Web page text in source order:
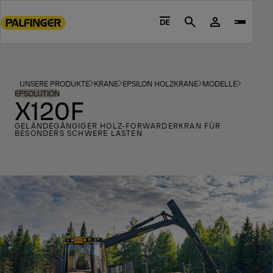
to
footer
content
DE Search
UNSERE PRODUKTE KRANE EPSILON HOLZKRANE MODELLE
EPSOLUTION
X120F
GELÄNDEGÄNGIGER HOLZ-FORWARDERKRAN FÜR
BESONDERS SCHWERE LASTEN